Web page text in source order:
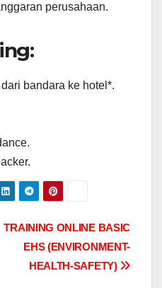
perusahaan.
bandara ke hotel*.
TRAINING ONLINE BASIC
EHS (ENVIRONMENT-
HEALTH-SAFETY)